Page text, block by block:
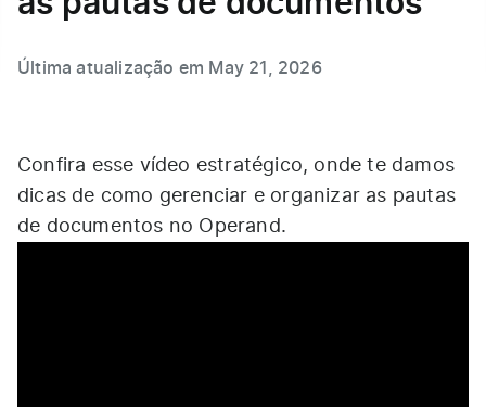
Última atualização em May 21, 2026
Confira esse vídeo estratégico, onde te damos
dicas de como gerenciar e organizar as pautas
de documentos no Operand.